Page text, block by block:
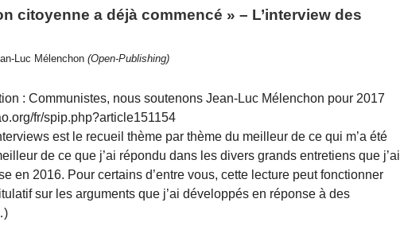
citoyenne a déjà commencé » – L’interview des
Luc Mélenchon (Open-Publishing)
: Communistes, nous soutenons Jean-Luc Mélenchon pour 2017
fr/spip.php?article151154
est le recueil thème par thème du meilleur de ce qui m’a été
de ce que j’ai répondu dans les divers grands entretiens que j’ai
en 2016. Pour certains d’entre vous, cette lecture peut fonctionner
sur les arguments que j’ai développés en réponse à des